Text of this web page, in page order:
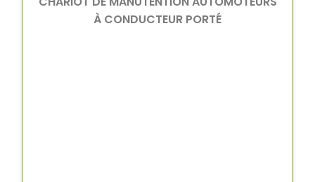
À CONDUCTEUR PORTÉ